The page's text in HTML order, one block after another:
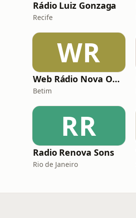
Rádio Luiz Gonzaga
Recife
WR
Web Rádio Nova Onda
Betim
RR
Radio Renova Sons
Rio de Janeiro